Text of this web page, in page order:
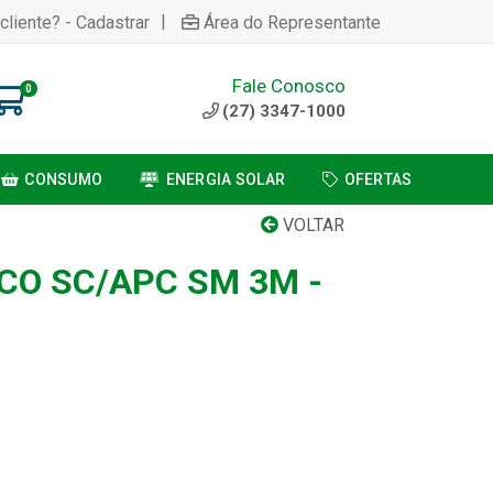
- Cadastrar | Área do Representante
0 Fale Conosco
(27) 3347-1000
CONSUMO ENERGIA SOLAR OFERTAS
VOLTAR
SC/APC SM 3M -